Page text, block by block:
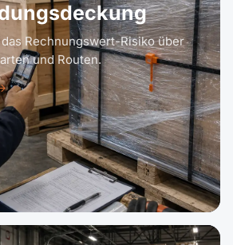
Rechnungswert-Risiko über
und Routen.